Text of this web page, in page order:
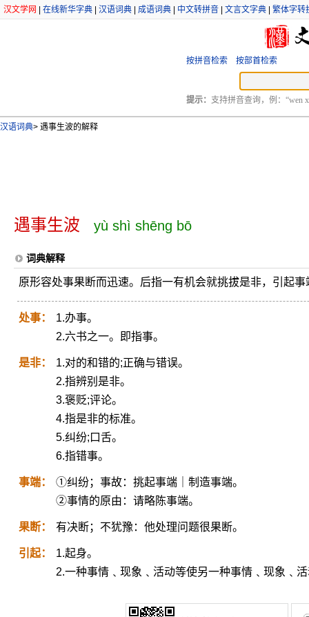
汉文学网 在线新华字典 汉语词典 成语词典 中文转拼音 文言文字典 繁体字转
按拼音检索 按部首检索
提示： 支持拼音查询，例：“wen
汉语词典> 遇事生波的解释
遇事生波 yù shì shēng bō
词典解释
原形容处事果断而迅速。后指一有机会就挑拔是非，引起事
处事：
1.办事。
2.六书之一。即指事。
是非：
1.对的和错的;正确与错误。
2.指辨别是非。
3.褒贬;评论。
4.指是非的标准。
5.纠纷;口舌。
6.指错事。
事端：
①纠纷；事故：挑起事端｜制造事端。
②事情的原由：请略陈事端。
果断： 有决断；不犹豫：他处理问题很果断。
引起：
1.起身。
2.一种事情﹑现象﹑活动等使另一种事情﹑现象﹑